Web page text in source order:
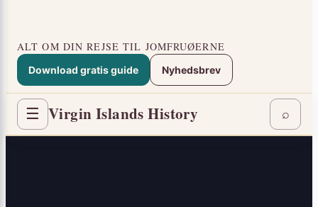
ALT OM DIN REJSE TIL JOMFRUØERNE
Download gratis guide Nyhedsbrev
☰ Virgin Islands History ⌕